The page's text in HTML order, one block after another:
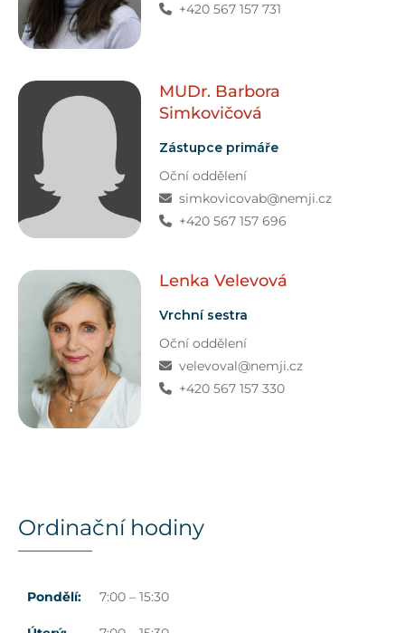
+420 567 157 731
MUDr. Barbora
Simkovičová
Zástupce primáře
Oční oddělení
simkovicovab@nemji.cz
+420 567 157 696
Lenka Velevová
Vrchní sestra
Oční oddělení
velevoval@nemji.cz
+420 567 157 330
Ordinační hodiny
Pondělí: 7:00 – 15:30